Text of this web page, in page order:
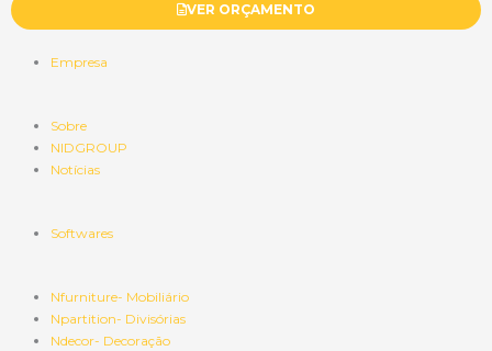
VER ORÇAMENTO
Empresa
Sobre
NIDGROUP
Notícias
Softwares
Nfurniture- Mobiliário
Npartition- Divisórias
Ndecor- Decoração